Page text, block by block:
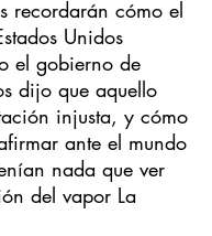
recordarán cómo el
Unidos
el gobierno de
dijo que aquello
injusta, y cómo
ante el mundo
nada que ver
del vapor La